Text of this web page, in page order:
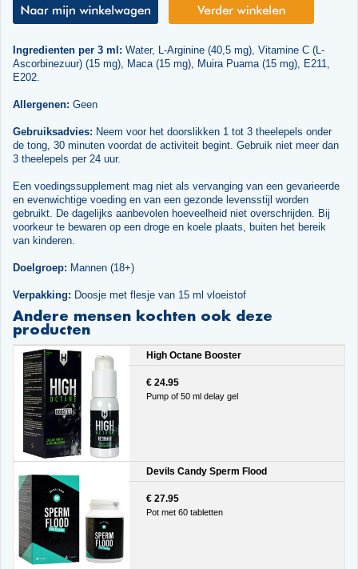
Ingredienten per 3 ml: Water, L-Arginine (40,5 mg), Vitamine C (L-
Ascorbinezuur) (15 mg), Maca (15 mg), Muira Puama (15 mg), E211,
E202.
Allergenen: Geen
Gebruiksadvies: Neem voor het doorslikken 1 tot 3 theelepels onder
de tong, 30 minuten voordat de activiteit begint. Gebruik niet meer dan
3 theelepels per 24 uur.
Een voedingssupplement mag niet als vervanging van een gevarieerde
en evenwichtige voeding en van een gezonde levensstijl worden
gebruikt. De dagelijks aanbevolen hoeveelheid niet overschrijden. Bij
voorkeur te bewaren op een droge en koele plaats, buiten het bereik
van kinderen.
Doelgroep: Mannen (18+)
Verpakking: Doosje met flesje van 15 ml vloeistof
Andere mensen kochten ook deze
producten
High Octane Booster
€ 24.95
Pump of 50 ml delay gel
Devils Candy Sperm Flood
€ 27.95
Pot met 60 tabletten